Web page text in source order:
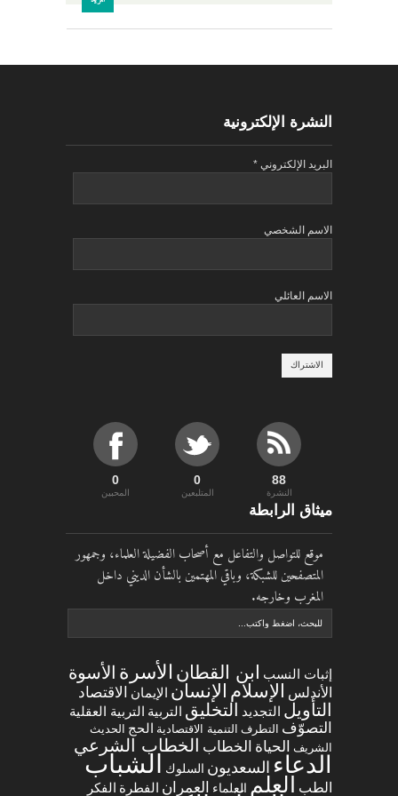
النشرة الإلكترونية
البريد الإلكتروني *
الاسم الشخصي
الاسم العائلي
0
المحبين
0
المتلبعين
90
النشرة
ميثاق الرابطة
موقع للتواصل والتفاعل مع أصحاب الفضيلة العلماء، وجمهور
المتصفحين للشبكة، وباقي المهتمين بالشأن الديني داخل
المغرب وخارجه.
إثبات النسب ابن القطان الأسرة الأسوة
الأندلس الإسلام الإنسان الإيمان الاقتصاد
التأويل التجديد التخليق التربية التربية العقلية
التصوّف التطرف التنمية الاقتصادية الحج الحديث
الشريف
الحياة الخطاب الخطاب الشرعي
الدعاء السعديون السلوك الشباب
الطب العلم العلماء العمران الفطرة الفكر